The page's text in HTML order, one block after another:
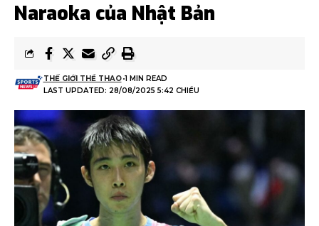
Naraoka của Nhật Bản
LAST UPDATED: 28/08/2025 5:42 CHIỀU
THẾ GIỚI THỂ THAO 1 MIN READ